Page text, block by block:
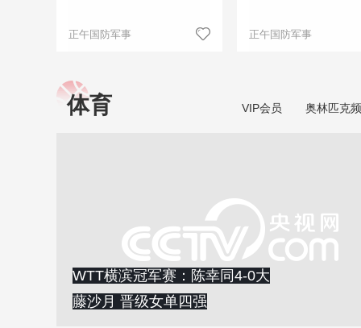
正午国防军事 正午国防军事
体育 VIP会员 奥林匹克
WTT横滨冠军赛：陈幸同4-0大
藤沙月 晋级女单四强